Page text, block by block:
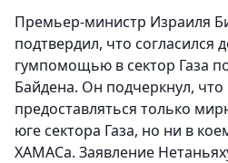
Премьер-министр Израиля
подтвердил, что согласился
гумпомощью в сектор Газа
Байдена. Он подчеркнул,
предоставляться только
юге сектора Газа, но ни в
ХАМАСа. Заявление